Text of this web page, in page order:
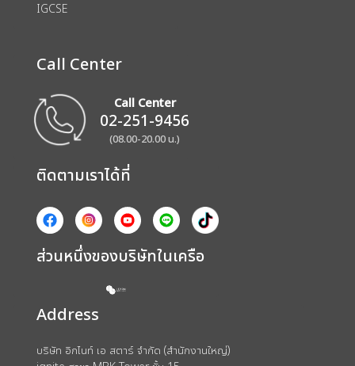
IGCSE
Call Center
Call Center
02-251-9456
(08.00-20.00 น.)
ติดตามเราได้ที่
ส่วนหนึ่งของบริษัทในเครือ
Address
บริษัท อิกไนท์ เอ สตาร์ จำกัด (สำนักงานใหญ่)